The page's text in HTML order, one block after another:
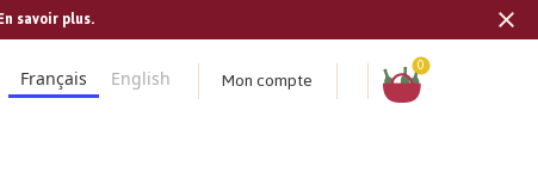
savoir plus.
Français English Mon compte
Panier
0